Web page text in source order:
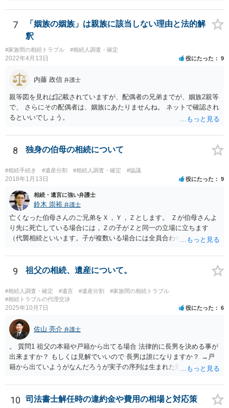
7
「姻族の姻族」は親族に該当しない理由と法的解
釈
#家族間の相続トラブル #相続人調査・確定
2022年4月13日 役にたった 9
内藤 政信 弁護士
親等図を見れば記載されていますが、配偶者の兄弟までが、姻族2親等
で、 さらにその配偶者は、姻族にあたりませんね。 ネットで確認され
るといいでしょう。
8 独身の伯母の相続について
#相続手続き #遺産分割 #相続人調査・確定 #協議
2018年1月13日 役にたった 9
相続・遺言に強い弁護士
鈴木 崇裕 弁護士
亡くなった伯母さんのご兄弟をＸ，Ｙ，Ｚとします。 Ｚが伯母さんよ
り先に死亡している場合には，Ｚの子がＺと同一の立場に立ちます
（代襲相続といいます。子が複数いる場合には全員合わせてＺと同一
つの相続分を有していますので， そのことを前提として，遺産分割協
議をすることになります（必ずしも３分の１ずつにしなくても，合意
ができれば構いません。）。 今後の対応としては， ①伯母さんの相続
財産（遺産）の全容を整理する（預貯金，有価証券，不動産等の有無
を調べることになります。） ②相続財産に照らし，相続税の申告の準
備をする（税理士の先生にご相談ください。） ③遺産分割協議をする
（ご本人同士で行っても構いませんし，弁護士に相談することもよろ
しいと思います。） ことになります。
9 祖父の相続、遺産について。
#相続人調査・確定 #遺言 #遺産分割
#家族間の相続トラブル
#相続トラブルの代理交渉
2025年10月7日 役にたった 6
佐山 亮介 弁護士
。 質問1 祖父の本籍や戸籍から出てる場合 法律的に長男を決める事が
出来ますか？ もしくは見解でいいので 長男は誰になりますか？ →戸
籍から出ていようがなんだろうが実子の序列は生まれた順ですから、
書が腹違いの長男に向けてある場合 書かれてる内容が最優先にされる
のですか？ →遺書というのが、法律上の遺言の形式を守っている限り
10
司法書士解任時の違約金や費用の相場と対応策